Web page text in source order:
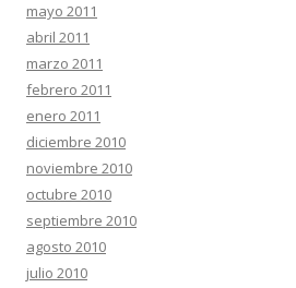
mayo 2011
abril 2011
marzo 2011
febrero 2011
enero 2011
diciembre 2010
noviembre 2010
octubre 2010
septiembre 2010
agosto 2010
julio 2010